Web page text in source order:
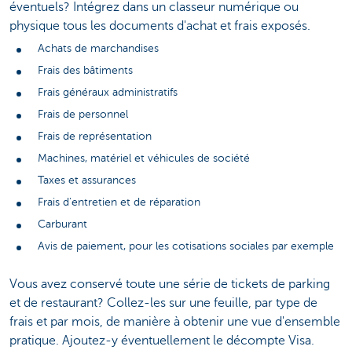
éventuels? Intégrez dans un classeur numérique ou
physique tous les documents d'achat et frais exposés.
Achats de marchandises
Frais des bâtiments
Frais généraux administratifs
Frais de personnel
Frais de représentation
Machines, matériel et véhicules de société
Taxes et assurances
Frais d'entretien et de réparation
Carburant
Avis de paiement, pour les cotisations sociales par exemple
Vous avez conservé toute une série de tickets de parking
et de restaurant? Collez-les sur une feuille, par type de
frais et par mois, de manière à obtenir une vue d'ensemble
pratique. Ajoutez-y éventuellement le décompte Visa.